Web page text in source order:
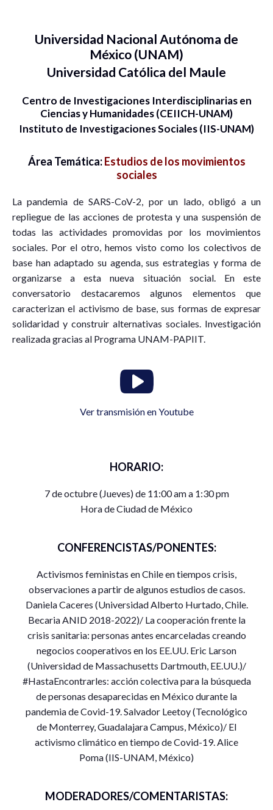
Universidad Nacional Autónoma de
México (UNAM)
Universidad Católica del Maule
Centro de Investigaciones Interdisciplinarias en
Ciencias y Humanidades (CEIICH-UNAM)
Instituto de Investigaciones Sociales (IIS-UNAM)
Área Temática:Estudios de los movimientos
sociales
La pandemia de SARS-CoV-2, por un lado, obligó a un
repliegue de las acciones de protesta y una suspensión de
todas las actividades promovidas por los movimientos
sociales. Por el otro, hemos visto como los colectivos de
base han adaptado su agenda, sus estrategias y forma de
organizarse a esta nueva situación social. En este
conversatorio destacaremos algunos elementos que
caracterizan el activismo de base, sus formas de expresar
solidaridad y construir alternativas sociales. Investigación
realizada gracias al Programa UNAM-PAPIIT.
Ver transmisión en Youtube
HORARIO:
7 de octubre (Jueves) de 11:00 am a 1:30 pm
Hora de Ciudad de México
CONFERENCISTAS/PONENTES:
Activismos feministas en Chile en tiempos crisis,
observaciones a partir de algunos estudios de casos.
Daniela Caceres (Universidad Alberto Hurtado, Chile.
Becaria ANID 2018-2022)/ La cooperación frente la
crisis sanitaria: personas antes encarceladas creando
negocios cooperativos en los EE.UU. Eric Larson
(Universidad de Massachusetts Dartmouth, EE.UU.)/
#HastaEncontrarles: acción colectiva para la búsqueda
de personas desaparecidas en México durante la
pandemia de Covid-19. Salvador Leetoy (Tecnológico
de Monterrey, Guadalajara Campus, México)/ El
activismo climático en tiempo de Covid-19. Alice
Poma (IIS-UNAM, México)
MODERADORES/COMENTARISTAS: